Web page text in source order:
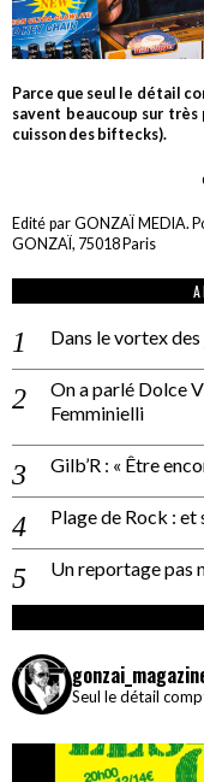
Parce que seul le détail
savent beaucoup sur
cuisson des biftecks).
Edité par GONZAÏ MEDIA.
GONZAÏ, 75018 Paris
Dans le vortex
On a parlé Dolce
Femminielli
Gilb’R : « Être
Plage de Rock : et
Un reportage pas
Seul le détail